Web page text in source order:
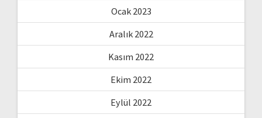
Ocak 2023
Aralık 2022
Kasım 2022
Ekim 2022
Eylül 2022